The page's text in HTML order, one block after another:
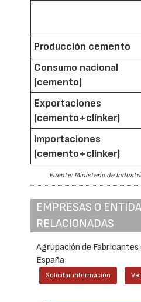
Producción cemento
Consumo nacional
(cemento)
Exportaciones
(cemento+clínker)
Importaciones
(cemento+clínker)
Fuente: Ministerio de
EMPRESAS O
RELACIONADAS
Agrupación de
España
Solicitar información